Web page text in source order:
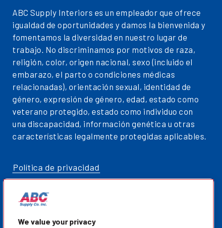
ABC Supply Interiors es un empleador que ofrece
igualdad de oportunidades y damos la bienvenida y
fomentamos la diversidad en nuestro lugar de
trabajo. No discriminamos por motivos de raza,
religión, color, origen nacional, sexo (incluido el
embarazo, el parto o condiciones médicas
relacionadas), orientación sexual, identidad de
género, expresión de género, edad, estado como
veterano protegido, estado como individuo con
una discapacidad, información genética u otras
características legalmente protegidas aplicables.
Política de privacidad
ABCSupplyInteriors.com
We value your privacy